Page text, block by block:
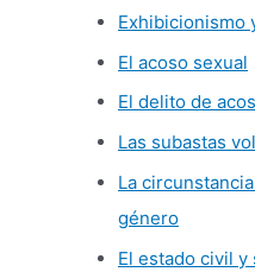
Exhibicionismo
El acoso sexual
El delito de
Las subastas
La
género
El estado civil y